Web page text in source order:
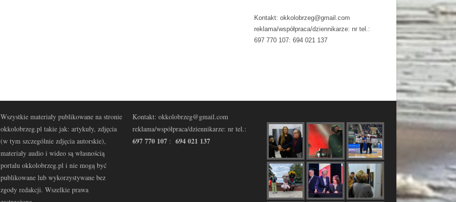
Kontakt: okkolobrzeg@gmail.com
reklama/współpraca/dziennikarze: nr tel.:
697 770 107: 694 021 137
Wszystkie materiały publikowane na stronie
okkolobrzeg.pl takie jak: artykuły, zdjęcia
(w tym szczególnie zdjęcia autorskie),
materiały audio i wideo są własnością
portalu okkolobrzeg.pl i nie mogą być
publikowane lub wykorzystywane bez
zgody redakcji. Wszelkie prawa
Kontakt: okkolobrzeg@gmail.com
reklama/współpraca/dziennikarze: nr tel.:
697 770 107 : 694 021 137